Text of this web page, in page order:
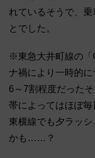
れているそうで、
とでした。
※東急大井町線の「
ナ禍により一時的
6～7割程度だった
帯によってはほぼ
東横線でも夕ラッ
かも……？